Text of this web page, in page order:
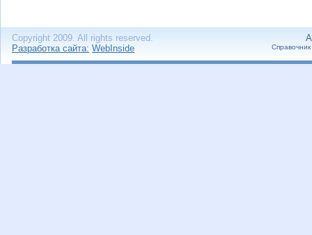
Copyright 2009. All rights reserved.
Разработка сайта: WebInside